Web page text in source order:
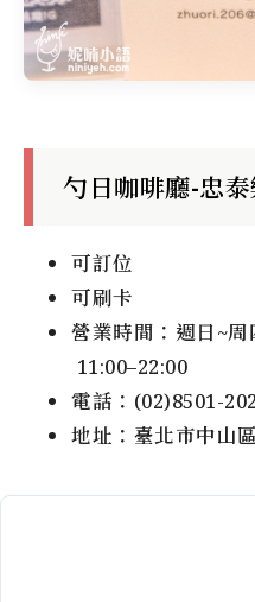
勺日咖啡廳-忠
可訂位
可刷卡
營業時間：週日~
11:00–22:00
電話：(02)8501-
地址：臺北市中山